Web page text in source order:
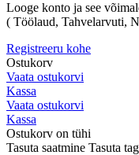
Looge konto ja see
( Töölaud, Tahvelarvuti,
Registreeru kohe
Ostukorv
Vaata ostukorvi
Kassa
Vaata ostukorvi
Kassa
Ostukorv on tühi
Tasuta saatmine Tasuta